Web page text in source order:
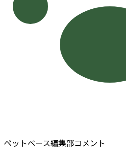
ペットベース編集部コメント